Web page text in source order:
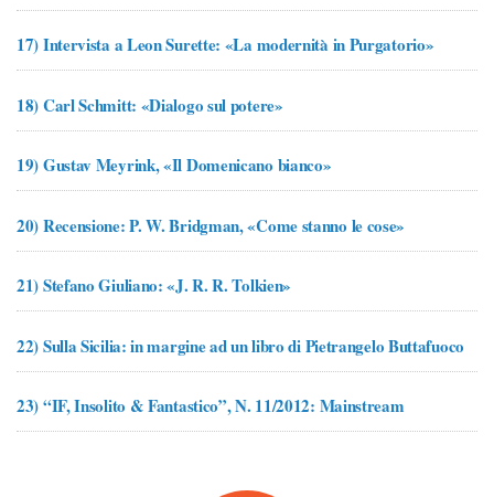
17)Intervista a Leon Surette: «La modernità in Purgatorio»
18)Carl Schmitt: «Dialogo sul potere»
19)Gustav Meyrink, «Il Domenicano bianco»
20)Recensione: P. W. Bridgman, «Come stanno le cose»
21)Stefano Giuliano: «J. R. R. Tolkien»
22)Sulla Sicilia: in margine ad un libro di Pietrangelo Buttafuoco
23)“IF, Insolito & Fantastico”, N. 11/2012: Mainstream